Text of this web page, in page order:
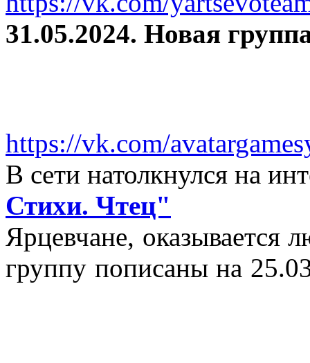
31.05.2024. Новая
https://vk.com/
В сети натолкнулся на
Стихи. Чтец"
Ярцевчане,
группу пописаны на